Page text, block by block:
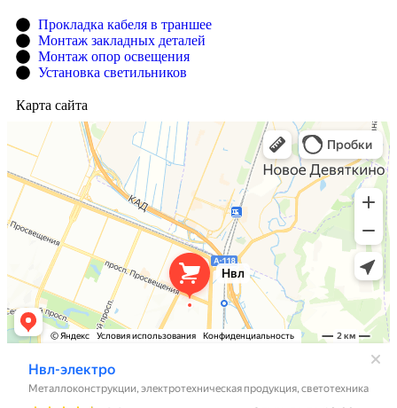
Прокладка кабеля в траншее
Монтаж закладных деталей
Монтаж опор освещения
Установка светильников
Карта сайта